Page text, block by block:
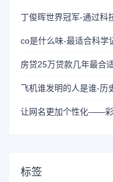
丁俊晖世界冠军-通过科
co是什么味-最适合科学
房贷25万贷款几年最合
飞机谁发明的人是谁-历
让网名更加个性化——彩
标签